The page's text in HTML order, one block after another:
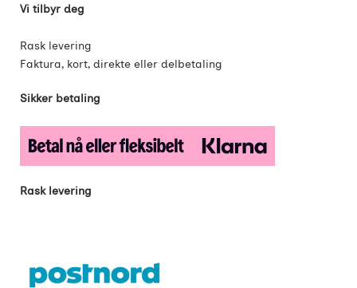
Vi tilbyr deg
Rask levering
Faktura, kort, direkte eller delbetaling
Sikker betaling
Rask levering